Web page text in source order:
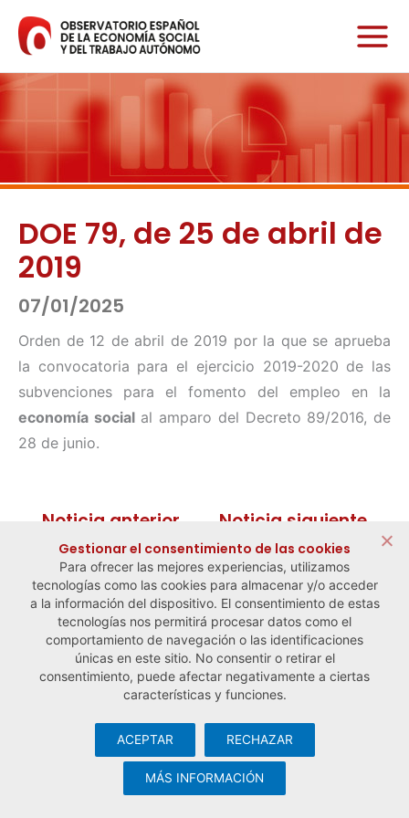
contenido
DOE 79, de 25 de abril de
2019
07/01/2025
Orden de 12 de abril de 2019 por la que se aprueba
la convocatoria para el ejercicio 2019-2020 de las
subvenciones para el fomento del empleo en la
economía socialal amparo del Decreto 89/2016, de
28 de junio.
← Noticia anterior Noticia siguiente →
© Observatorio Español de la Economía Social y del Trabajo
Aviso legal y política de privacidad
cookies· Desarrollo web:Visualco
Gestionar el consentimiento de las cookies
Para ofrecer las mejores experiencias, utilizamos
tecnologías como las cookies para almacenar y/o acceder
a la información del dispositivo. El consentimiento de estas
tecnologías nos permitirá procesar datos como el
comportamiento de navegación o las identificaciones
únicas en este sitio. No consentir o retirar el
consentimiento, puede afectar negativamente a ciertas
características y funciones.
ACEPTAR RECHAZAR
MÁS INFORMACIÓN